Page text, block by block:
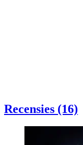
Recensies (16)